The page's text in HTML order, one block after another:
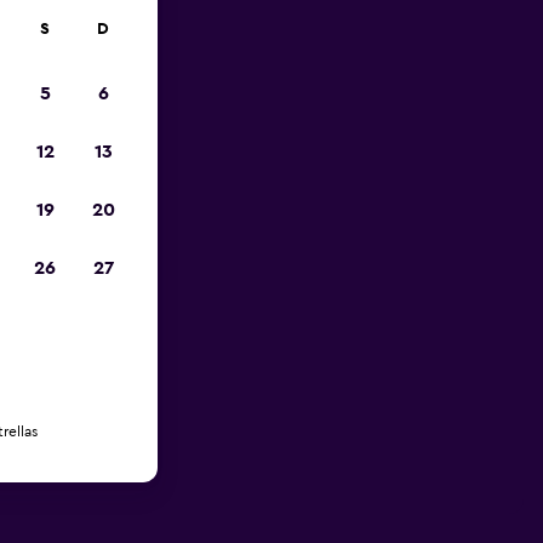
S D
5 6
12 13
19 20
26 27